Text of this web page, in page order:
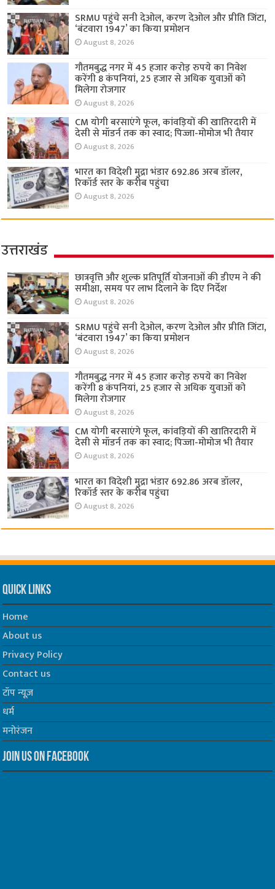
SRMU पहुंचे सनी देओल, करण देओल और प्रीति जिंटा,
‘बंटवारा 1947’ का किया प्रमोशन
August 8, 2026
गौतमबुद्ध नगर में 45 हजार करोड़ रुपये का निवेश
करेंगी 8 कंपनियां, 25 हजार से अधिक युवाओं को
मिलेगा रोजगार
August 8, 2026
CM योगी बरसाएंगे फूल, कांवड़ियों की खातिरदारी में
देसी से मॉडर्न तक का स्वाद; पिज्जा-मोमोज भी तैयार
August 8, 2026
भारत का विदेशी मुद्रा भंडार 692.86 अरब डॉलर,
रिकॉर्ड स्तर के करीब पहुंचा
August 8, 2026
उत्तराखंड
छात्रवृत्ति और शुल्क प्रतिपूर्ति योजनाओं की डीएम ने की
समीक्षा, समय पर लाभ दिलाने के दिए निर्देश
August 8, 2026
SRMU पहुंचे सनी देओल, करण देओल और प्रीति जिंटा,
‘बंटवारा 1947’ का किया प्रमोशन
August 8, 2026
गौतमबुद्ध नगर में 45 हजार करोड़ रुपये का निवेश
करेंगी 8 कंपनियां, 25 हजार से अधिक युवाओं को
मिलेगा रोजगार
August 8, 2026
CM योगी बरसाएंगे फूल, कांवड़ियों की खातिरदारी में
देसी से मॉडर्न तक का स्वाद; पिज्जा-मोमोज भी तैयार
August 8, 2026
भारत का विदेशी मुद्रा भंडार 692.86 अरब डॉलर,
रिकॉर्ड स्तर के करीब पहुंचा
August 8, 2026
Quick Links
Home
About us
Privacy Policy
Contact us
टॉप न्यूज़
धर्म
मनोरंजन
Join us on Facebook